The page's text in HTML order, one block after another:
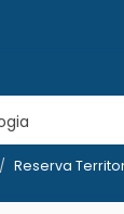
Reserva